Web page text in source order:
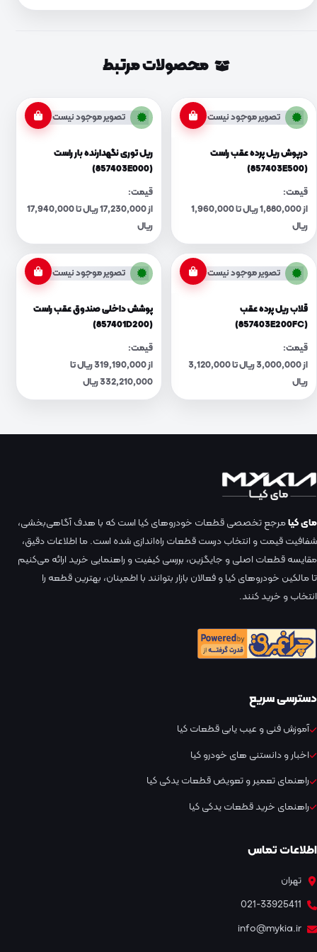
محصولات مرتبط
تصویر موجود نیست
درپوش ریل پرده عقب راست
(857403E500)
قیمت:
از 1,880,000 ریال تا 1,960,000
ریال
تصویر موجود نیست
ریل توری نگهدارنده بار راست
(857403E000)
قیمت:
از 17,230,000 ریال تا 17,940,000
ریال
تصویر موجود نیست
قلاب ریل پرده عقب
(857403E200FC)
قیمت:
از 3,000,000 ریال تا 3,120,000
ریال
تصویر موجود نیست
پوشش داخلی صندوق عقب راست
(857401D200)
قیمت:
از 319,190,000 ریال تا
332,210,000 ریال
مای کیامرجع تخصصی قطعات خودروهای کیا است که با هدف آگاهی‌بخشی،
شفافیت قیمت و انتخاب درست قطعات راه‌اندازی شده است. ما اطلاعات دقیق،
مقایسه قطعات اصلی و جایگزین، بررسی کیفیت و راهنمایی خرید ارائه می‌کنیم
تا مالکین خودروهای کیا و فعالان بازار بتوانند با اطمینان، بهترین قطعه را
انتخاب و خرید کنند.
دسترسی سریع
آموزش فنی و عیب یابی قطعات کیا
اخبار و دانستنی های خودرو کیا
راهنمای تعمیر و تعویض قطعات یدکی کیا
راهنمای خرید قطعات یدکی کیا
اطلاعات تماس
تهران
021-33925411
info@mykia.ir